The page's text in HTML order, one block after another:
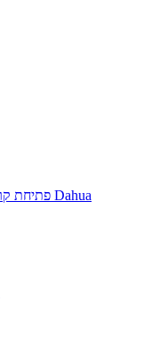
פתיחת קריאת שירות מצלמות אבטחה Dahua